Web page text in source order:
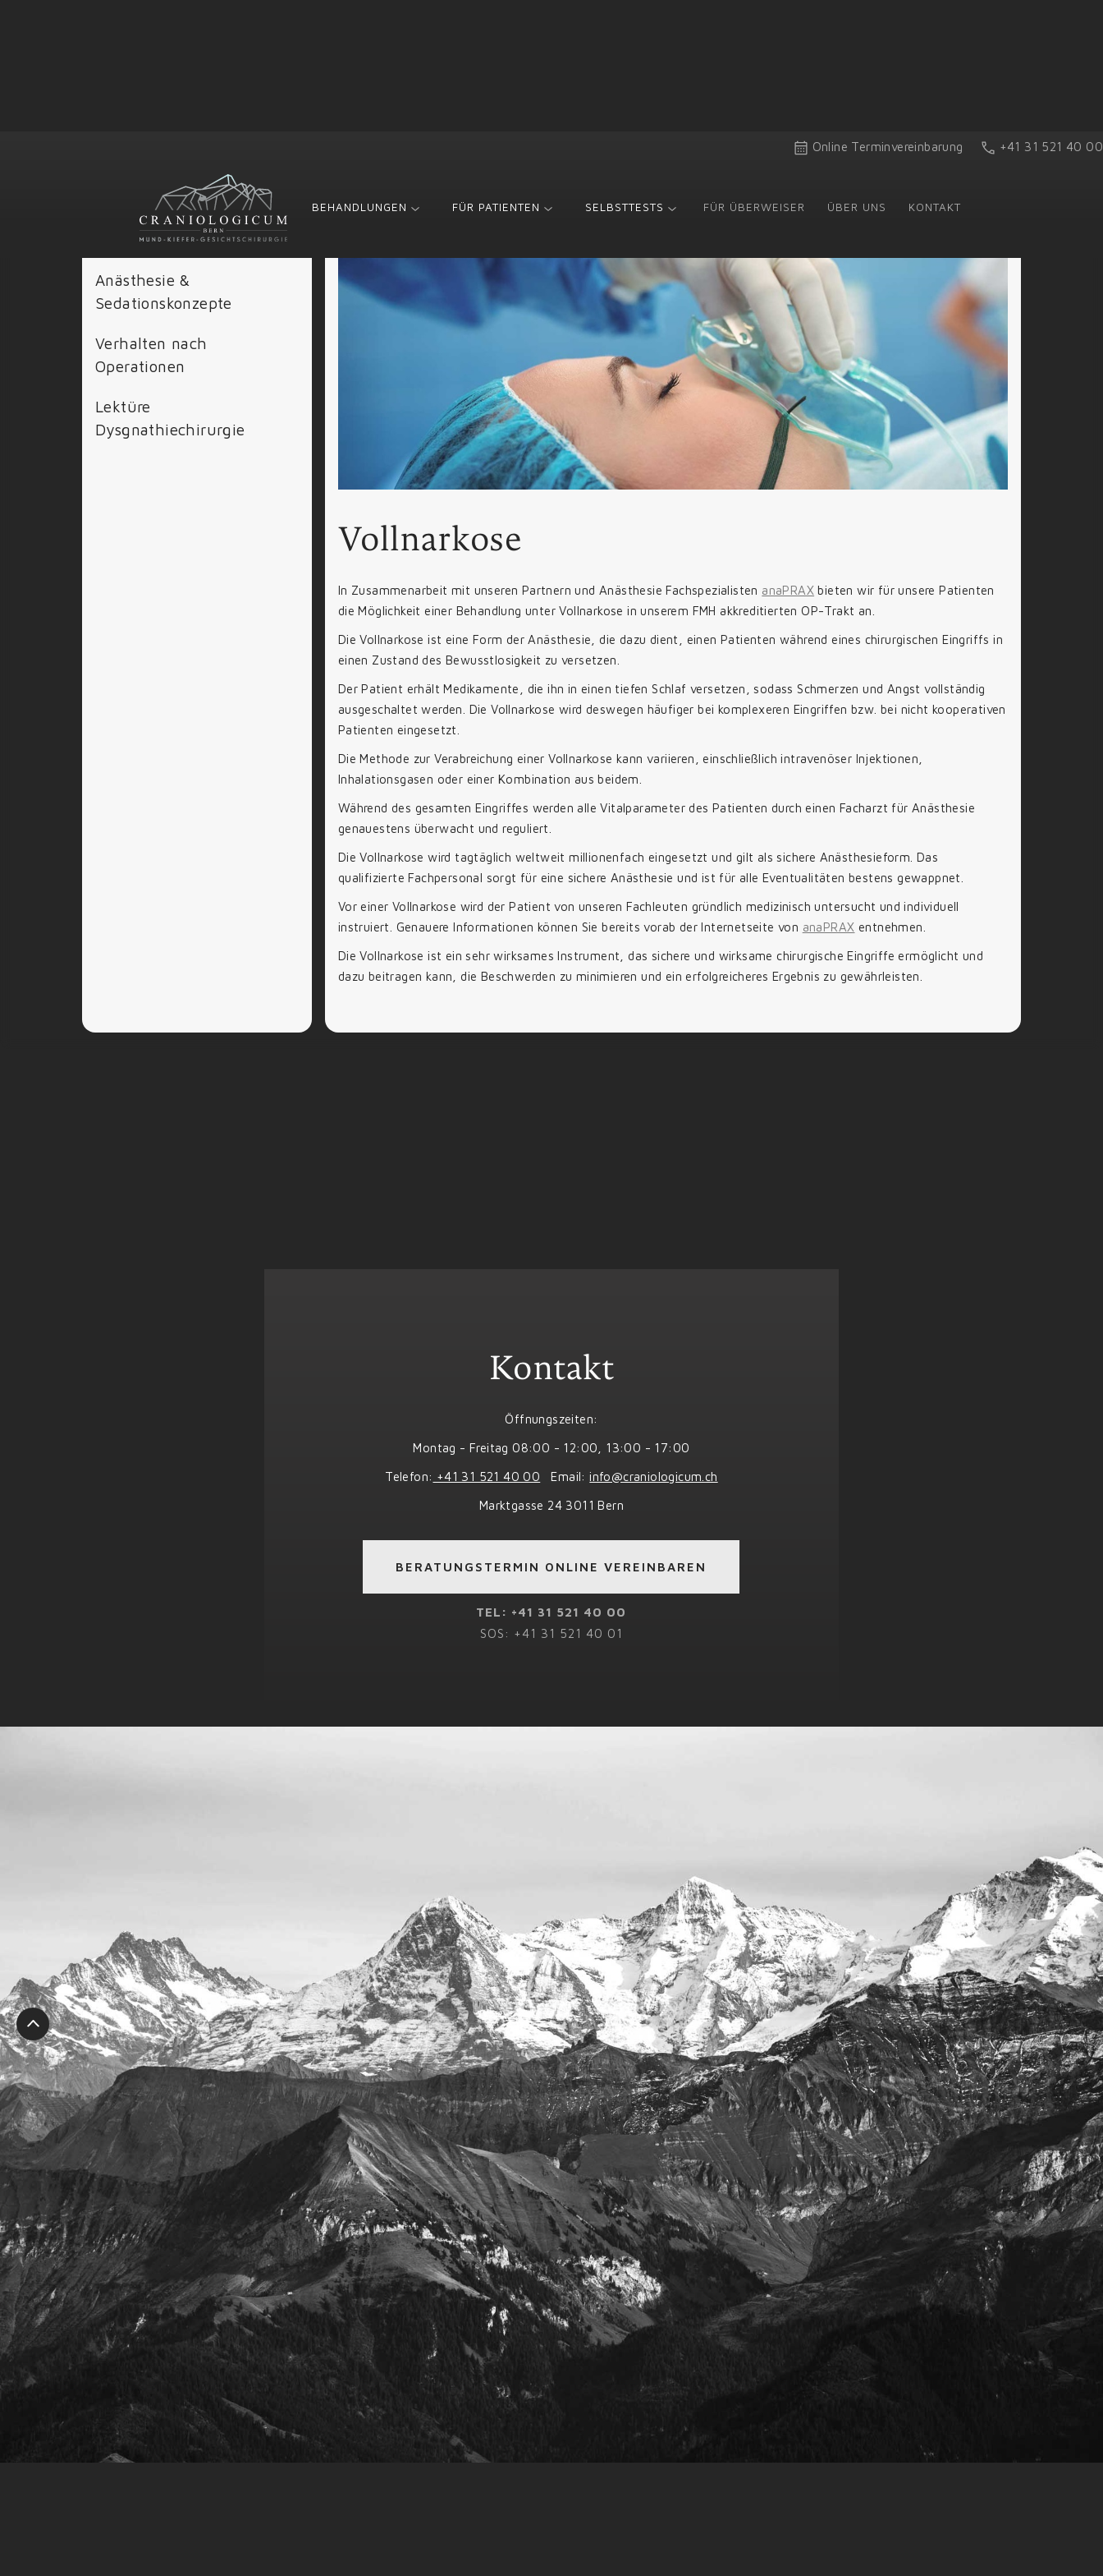
Online Terminvereinbarung +41 31 521 40 00
BEHANDLUNGEN FÜR PATIENTEN SELBSTTESTS FÜR ÜBERWEISER ÜBER UNS KONTAKT
Für Patienten
Anamnesebogen
Anästhesie &
Sedationskonzepte
Verhalten nach
Operationen
Lektüre
Dysgnathiechirurgie
Vollnarkose
In Zusammenarbeit mit unseren Partnern und Anästhesie Fachspezialisten anaPRAX bieten wir für unsere Patienten
die Möglichkeit einer Behandlung unter Vollnarkose in unserem FMH akkreditierten OP-Trakt an.
Die Vollnarkose ist eine Form der Anästhesie, die dazu dient, einen Patienten während eines chirurgischen Eingriffs in
einen Zustand des Bewusstlosigkeit zu versetzen.
Der Patient erhält Medikamente, die ihn in einen tiefen Schlaf versetzen, sodass Schmerzen und Angst vollständig
ausgeschaltet werden. Die Vollnarkose wird deswegen häufiger bei komplexeren Eingriffen bzw. bei nicht kooperativen
Patienten eingesetzt.
Die Methode zur Verabreichung einer Vollnarkose kann variieren, einschließlich intravenöser Injektionen,
Inhalationsgasen oder einer Kombination aus beidem.
Während des gesamten Eingriffes werden alle Vitalparameter des Patienten durch einen Facharzt für Anästhesie
genauestens überwacht und reguliert.
Die Vollnarkose wird tagtäglich weltweit millionenfach eingesetzt und gilt als sichere Anästhesieform. Das
qualifizierte Fachpersonal sorgt für eine sichere Anästhesie und ist für alle Eventualitäten bestens gewappnet.
Vor einer Vollnarkose wird der Patient von unseren Fachleuten gründlich medizinisch untersucht und individuell
instruiert. Genauere Informationen können Sie bereits vorab der Internetseite von anaPRAX entnehmen.
Die Vollnarkose ist ein sehr wirksames Instrument, das sichere und wirksame chirurgische Eingriffe ermöglicht und
dazu beitragen kann, die Beschwerden zu minimieren und ein erfolgreicheres Ergebnis zu gewährleisten.
Kontakt
Öffnungszeiten:
Montag - Freitag 08:00 - 12:00, 13:00 - 17:00
Telefon: +41 31 521 40 00 Email:info@craniologicum.ch
Marktgasse 24 3011 Bern
BERATUNGSTERMIN ONLINE VEREINBAREN
TEL: +41 31 521 40 00
SOS: +41 31 521 40 01
ÜBER UNS BEHANDLUNGEN IMPRESSUM KONTAKT
© 2025 CRANIOLOGICUM®